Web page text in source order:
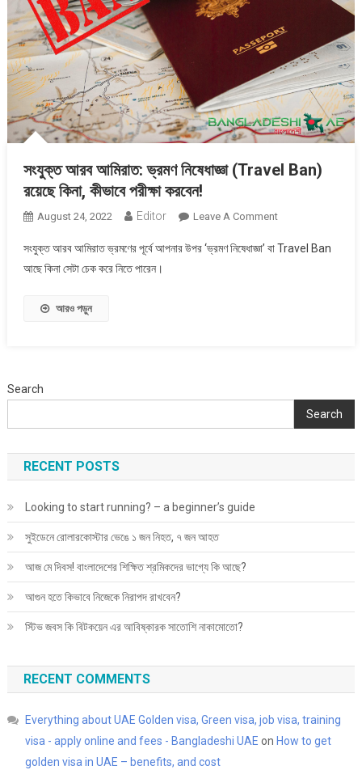
সংযুক্ত আরব আমিরাত: ভ্রমণ নিষেধাজ্ঞা (Travel Ban)
রয়েছে কিনা, কীভাবে পরীক্ষা করবেন!
August 24, 2022 Editor Leave A CommentOn
আরব
কীভাবে
সংযুক্ত আরব আমিরাত ভ্রমণের পূর্বে আপনার উপর ‘ভ্রমণ নিষেধাজ্ঞা’ বা Travel Ban
আছে কিনা সেটা চেক করে নিতে পারেন।
আরও পড়ুন
Search
Search
RECENT POSTS
Looking to start running? – a beginner’s guide
সুইডেনে রোলারকোস্টার ভেঙে ১ জন নিহত, ৭ জন আহত
আজ মে দিবস! বাংলাদেশের শিক্ষিত শ্রমিকদের ভাগ্যে কি আছে?
আগুন হতে কিভাবে নিজেকে নিরাপদ রাখবেন?
স্টিভ জবস কি বিটকয়েন এর আবিষ্কারক সাতোশি নাকামোতো?
RECENT COMMENTS
Everything about UAE Golden visa, Green visa, job visa, training
visa - apply online and fees - Bangladeshi UAE on How to get
golden visa in UAE – benefits, and cost